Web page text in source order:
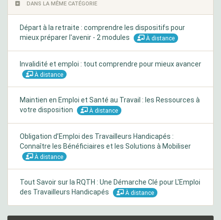
DANS LA MÊME CATÉGORIE
Départ à la retraite : comprendre les dispositifs pour
mieux préparer l'avenir - 2 modules
À distance
Invalidité et emploi : tout comprendre pour mieux avancer
À distance
Maintien en Emploi et Santé au Travail : les Ressources à
votre disposition
À distance
Obligation d’Emploi des Travailleurs Handicapés :
Connaître les Bénéficiaires et les Solutions à Mobiliser
À distance
Tout Savoir sur la RQTH : Une Démarche Clé pour L'Emploi
des Travailleurs Handicapés
À distance